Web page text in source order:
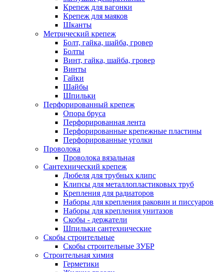
Крепеж для вагонки
Крепеж для маяков
Шканты
Метрический крепеж
Болт, гайка, шайба, гровер
Болты
Винт, гайка, шайба, гровер
Винты
Гайки
Шайбы
Шпильки
Перфорированный крепеж
Опора бруса
Перфорированная лента
Перфорированные крепежные пластины
Перфорированные уголки
Проволока
Проволока вязальная
Сантехнический крепеж
Дюбеля для трубных клипс
Клипсы для металлопластиковых труб
Крепления для радиаторов
Наборы для крепления раковин и писсуаров
Наборы для крепления унитазов
Скобы - держатели
Шпильки сантехнические
Скобы строительные
Скобы строительные ЗУБР
Строительная химия
Герметики